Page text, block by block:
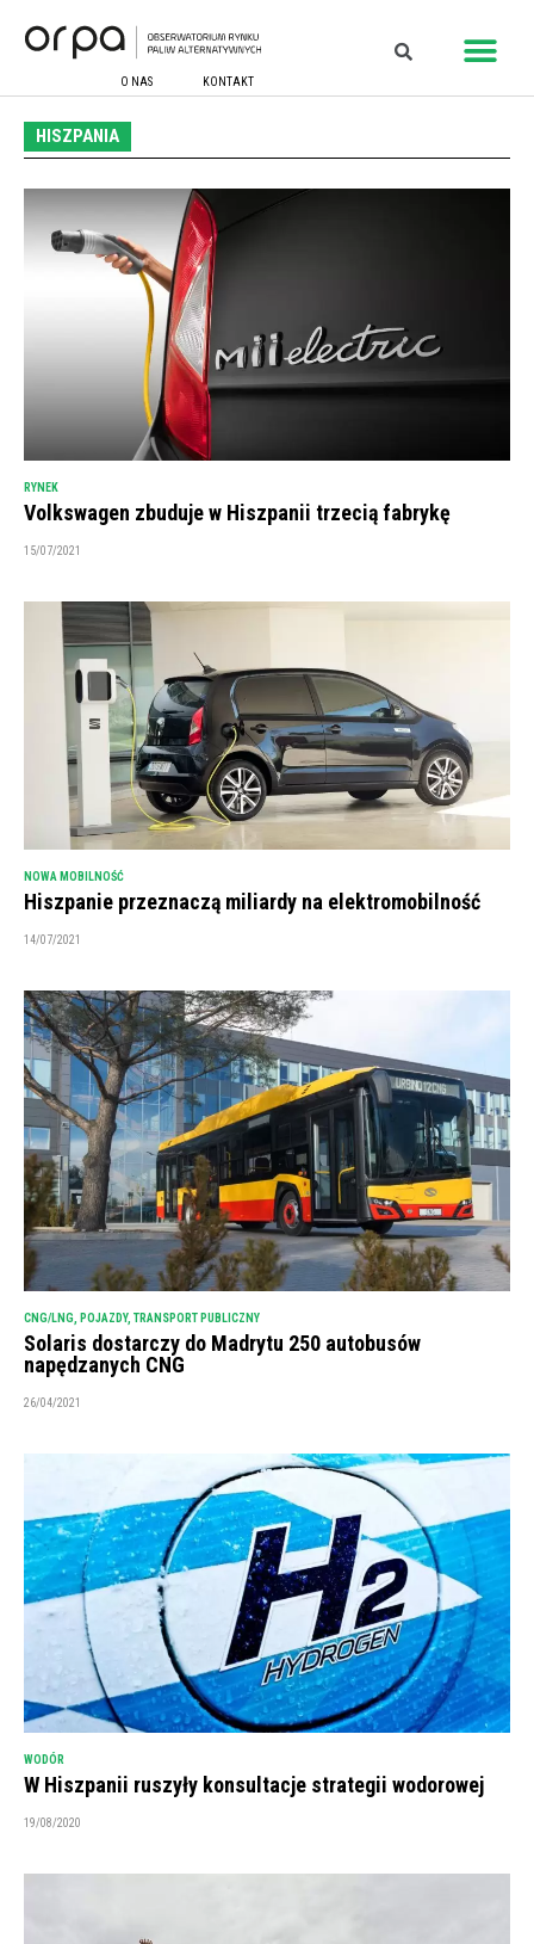
O NAS KONTAKT
HISZPANIA
RYNEK
Volkswagen zbuduje w Hiszpanii trzecią fabrykę
15/07/2021
NOWA MOBILNOŚĆ
Hiszpanie przeznaczą miliardy na elektromobilność
14/07/2021
CNG/LNG POJAZDY, TRANSPORT PUBLICZNY
Solaris dostarczy do Madrytu 250 autobusów
napędzanych CNG
26/04/2021
WODÓR
W Hiszpanii ruszyły konsultacje strategii wodorowej
19/08/2020